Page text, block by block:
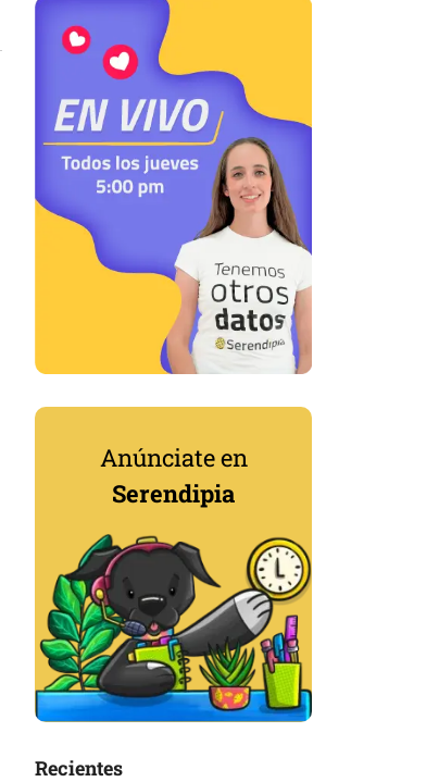
Anúnciate en
Serendipia
Recientes